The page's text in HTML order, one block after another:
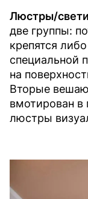
Люстры/
две группы:
крепятся
специальной
на
Вторые
вмотирован в
люстры